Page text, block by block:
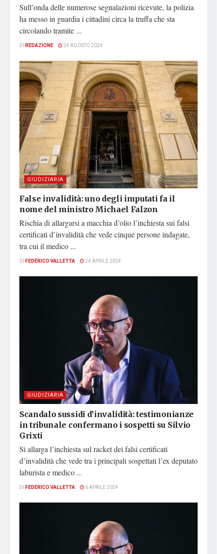
Sull’onda delle numerose segnalazioni ricevute, la polizia
ha messo in guardia i cittadini circa la truffa che sta
circolando tramite ...
DI REDAZIONE 24 AGOSTO 2024
GIUDIZIARIA
False invalidità: uno degli imputati fa il
nome del ministro Michael Falzon
Rischia di allargarsi a macchia d’olio l’inchiesta sui falsi
certificati d’invalidità che vede cinque persone indagate,
tra cui il medico ...
DI FEDERICO VALLETTA 24 APRILE 2024
GIUDIZIARIA
Scandalo sussidi d’invalidità: testimonianze
in tribunale confermano i sospetti su Silvio
Grixti
Si allarga l’inchiesta sul racket dei falsi certificati
d’invalidità che vede tra i principali sospettati l’ex deputato
laburista e medico ...
DI FEDERICO VALLETTA 6 APRILE 2024